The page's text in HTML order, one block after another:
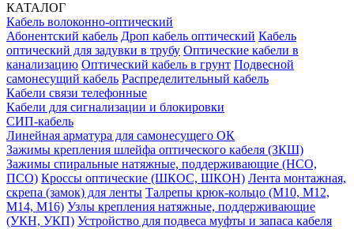
КАТАЛОГ
Кабель волоконно-оптический
Абонентский кабель Дроп кабель оптический Кабель
оптический для задувки в трубу Оптические кабели в
канализацию Оптический кабель в грунт Подвесной
самонесущий кабель Распределительный кабель
Кабели связи телефонные
Кабели для сигнализации и блокировки
СИП-кабель
Линейная арматура для самонесущего ОК
Зажимы крепления шлейфа оптического кабеля (ЗКШ)
Зажимы спиральные натяжные, поддерживающие (НСО,
ПСО) Кроссы оптические (ШКОС, ШКОН) Лента монтажная,
скрепа (замок) для ленты Талрепы крюк-кольцо (М10, М12,
М14, М16) Узлы крепления натяжные, поддерживающие
(УКН, УКП) Устройство для подвеса муфты и запаса кабеля